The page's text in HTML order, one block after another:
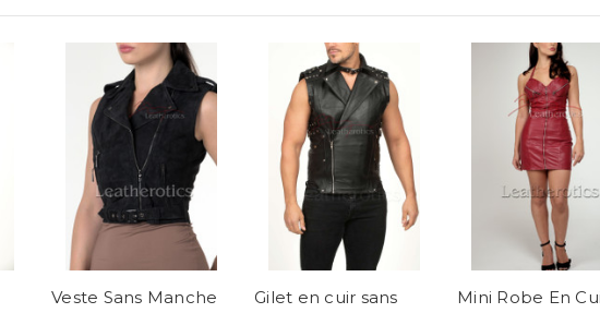
Veste Sans Manche
Gilet en cuir sans
Mini Robe En